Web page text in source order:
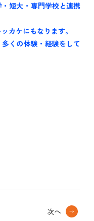
短大・専門学校と連携
カケにもなります。
くの体験・経験をして
次へ